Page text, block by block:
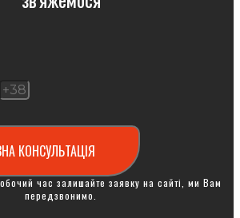
КОНСУЛЬТАЦІЯ
час залишайте заявку на сайті, ми Вам
передзвонимо.